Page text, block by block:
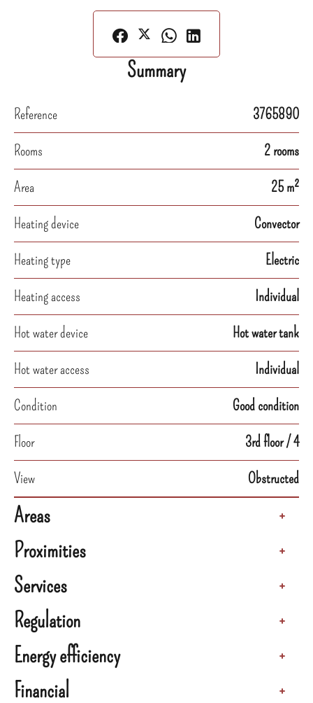
Summary
Reference
3765890
Rooms
2 rooms
Area
25 m²
Heating device
Convector
Heating type
Electric
Heating access
Individual
Hot water device
Hot water tank
Hot water access
Individual
Condition
Good condition
Floor
3rd floor / 4
View
Obstructed
Areas +
Proximities +
Services +
Regulation +
Energy efficiency +
Financial +